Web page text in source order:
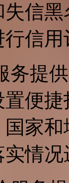
信
信用
务提
便
家
情